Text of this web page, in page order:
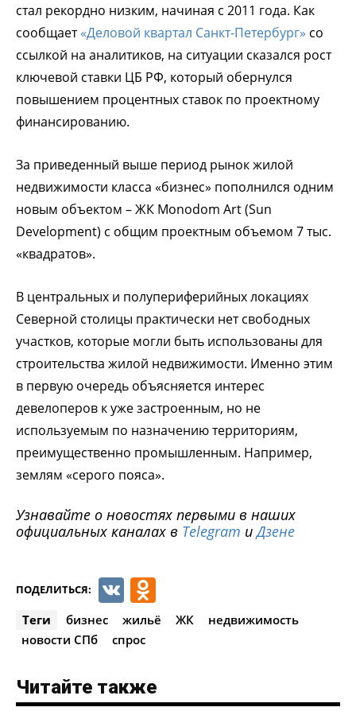
стал рекордно низким, начиная с 2011 года. Как
сообщает«Деловой квартал Санкт-Петербург» со
ссылкой на аналитиков, на ситуации сказался рост
ключевой ставки ЦБ РФ, который обернулся
повышением процентных ставок по проектному
финансированию.
За приведенный выше период рынок жилой
недвижимости класса «бизнес» пополнился одним
новым объектом – ЖК Monodom Art (Sun
Development) с общим проектным объемом 7 тыс.
«квадратов».
В центральных и полупериферийных локациях
Северной столицы практически нет свободных
участков, которые могли быть использованы для
строительства жилой недвижимости. Именно этим
в первую очередь объясняется интерес
девелоперов к уже застроенным, но не
используемым по назначению территориям,
преимущественно промышленным. Например,
землям «серого пояса».
Узнавайте о новостях первыми в наших
официальных каналах в Telegram иДзене
ПОДЕЛИТЬСЯ: VK
Теги бизнес жильё ЖК
недвижимость
новости СПб
спрос
Читайте также